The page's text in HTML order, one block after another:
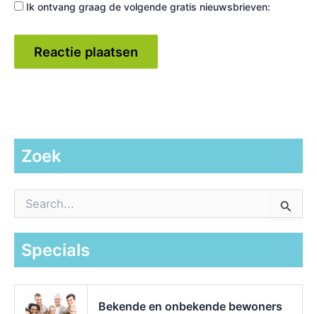
Ik ontvang graag de volgende gratis nieuwsbrieven:
Zoek
a
Specials
Bekende en onbekende bewoners